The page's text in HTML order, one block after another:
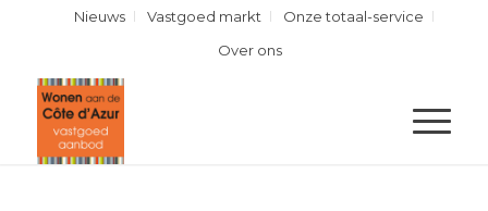
Nieuws Vastgoed markt
Onze totaal-service
Over ons